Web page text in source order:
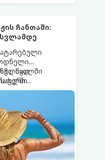
ჩანთაში:
წყალში
პლაჟის